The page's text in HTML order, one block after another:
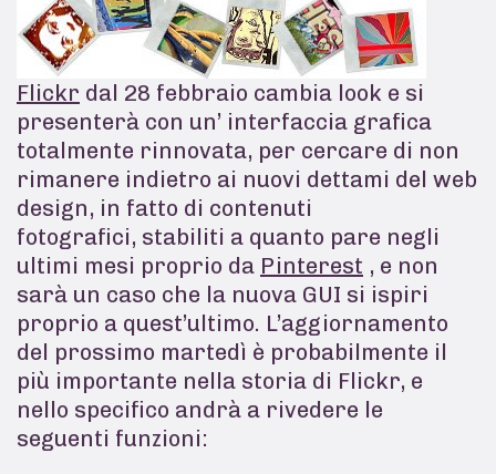
Flickr dal 28 febbraio cambia look e si
presenterà con un’ interfaccia grafica
totalmente rinnovata, per cercare di non
rimanere indietro ai nuovi dettami del web
design, in fatto di contenuti
fotografici, stabiliti a quanto pare negli
ultimi mesi proprio da Pinterest , e non
sarà un caso che la nuova GUI si ispiri
proprio a quest’ultimo. L’aggiornamento
del prossimo martedì è probabilmente il
più importante nella storia di Flickr, e
nello specifico andrà a rivedere le
seguenti funzioni: